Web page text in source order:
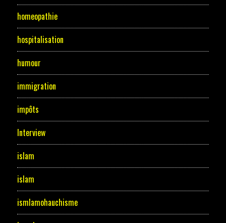
homeopathie
hospitalisation
humour
immigration
impôts
Interview
islam
islam
ismlamohauchisme